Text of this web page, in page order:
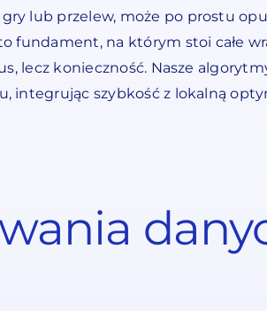
lub przelew, może po prostu
na którym stoi całe
lecz konieczność. Nasze
integrując szybkość z lokalną